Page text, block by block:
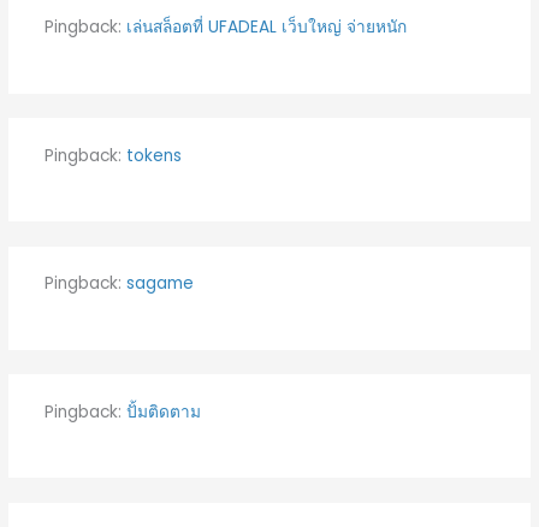
Pingback: เล่นสล็อตที่ UFADEAL เว็บใหญ่ จ่ายหนัก
Pingback: tokens
Pingback: sagame
Pingback: ปั้มติดตาม